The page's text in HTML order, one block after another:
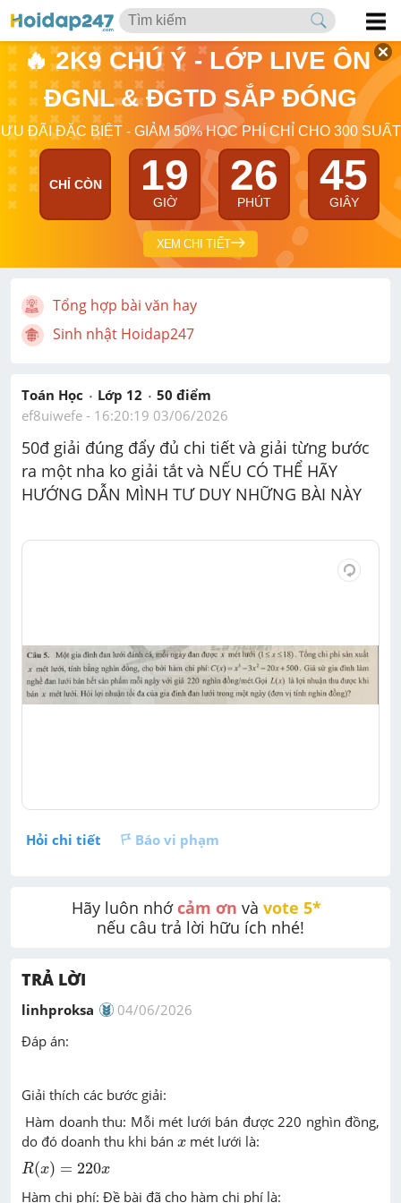
🔥 2K9 CHÚ Ý - LỚP LIVE ÔN
ĐGNL & ĐGTD SẮP ĐÓNG
ƯU ĐÃI ĐẶC BIỆT - GIẢM 50% HỌC PHÍ CHỈ CHO 300 SUẤT
CHỈ CÒN 19
GIỜ
26
PHÚT
45
GIÂY
XEM CHI TIẾT
Tổng hợp bài văn hay
Sinh nhật Hoidap247
Toán Học Lớp 12 50 điểm
ef8uiwefe - 16:20:19 03/06/2026
50đ giải đúng đẩy đủ chi tiết và giải từng bước
ra một nha ko giải tắt và NẾU CÓ THỂ HÃY
HƯỚNG DẪN MÌNH TƯ DUY NHỮNG BÀI NÀY
Hỏi chi tiết Báo vi phạm
Hãy luôn nhớ cảm ơn và vote 5*
nếu câu trả lời hữu ích nhé!
TRẢ LỜI
linhproksa
04/06/2026
Đáp án:
Giải thích các bước giải:
Hàm doanh thu: Mỗi mét lưới bán được 220 nghìn đồng,
do đó doanh thu khi bán x
x mét lưới là:
R(x) = 220x
R(x)= 220x
Hàm chi phí: Đề bài đã cho hàm chi phí là: